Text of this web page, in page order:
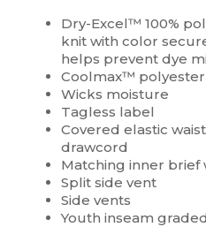
Dry-Excel™ 100%
knit with color
helps prevent dye
Coolmax™
Wicks moisture
Tagless label
Covered elastic
drawcord
Matching inner brief
Split side vent
Side vents
Youth inseam